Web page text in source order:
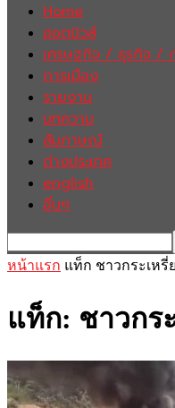
Home
ฮอตนิวส์
เศรษฐกิจ / ธุรกิจ /
การเมือง
รายงาน
บทความ
สัมภาษณ์
ต่างประเทศ
english
อื่นๆ
หน้าแรก แท็ก ชาวกระเหรี่
แท็ก: ชาวกร